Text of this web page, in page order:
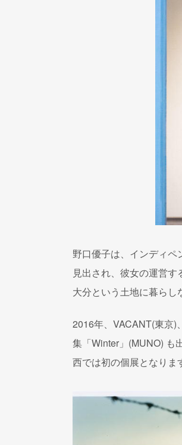
野口優子は、インディ
見出され、彼女の運営
大分という土地に暮らし
2016年、VACANT(東京)
集「Winter」(MUNO) も
西では初の個展となりま